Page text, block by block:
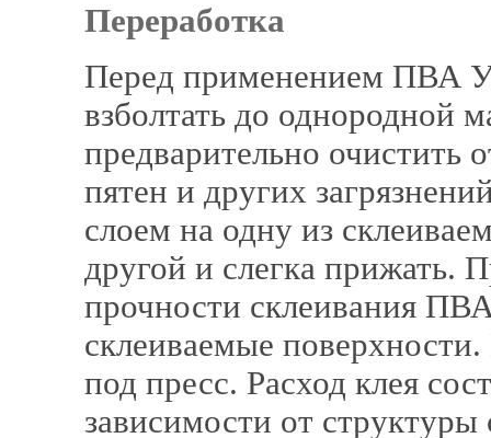
Переработка
Перед применением ПВА
взболтать до однородной
предварительно
пятен и других
слоем на одну из
другой и слегка прижать.
прочности склеивания
склеиваемые
под пресс. Расход клея
зависимости от